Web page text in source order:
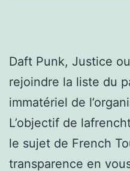
Daft Punk, Justice
rejoindre la liste du
immatériel de
L’objectif de
le sujet de French
transparence en